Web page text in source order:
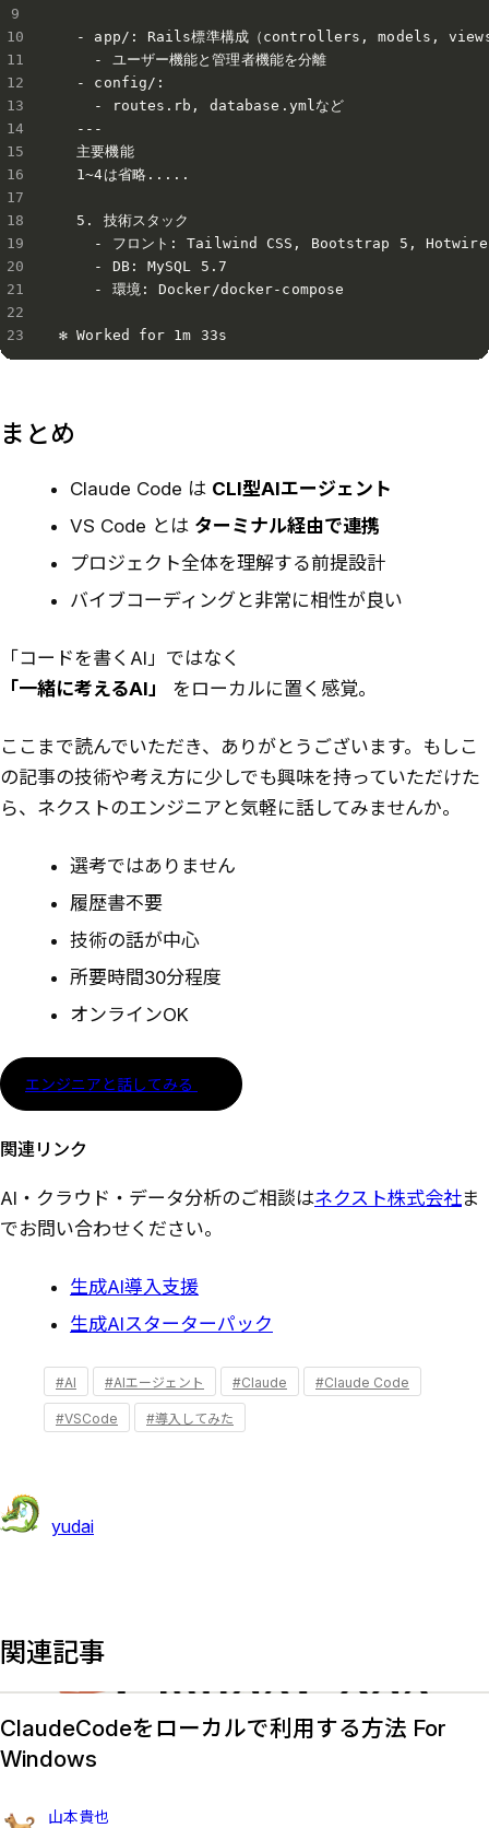
- app/: Rails標準構成（controllers, models,
    - ユーザー機能と管理者機能を分離
  - config/:
    - routes.rb, database.ymlなど
  ---
  主要機能
  1~4は省略.....
  5. 技術スタック
    - フロント: Tailwind CSS, Bootstrap 5, Hotwire
    - DB: MySQL 5.7
    - 環境: Docker/docker-compose
✻ Worked for 1m 33s
まとめ
Claude Code は CLI型AIエージェント
VS Code とは ターミナル経由で連携
プロジェクト全体を理解する前提設計
バイブコーディングと非常に相性が良い
「コードを書くAI」ではなく
「一緒に考えるAI」
をローカルに置く感覚。
ここまで読んでいただき、ありがとうございます。もしこ
の記事の技術や考え方に少しでも興味を持っていただけた
ら、ネクストのエンジニアと気軽に話してみませんか。
選考ではありません
履歴書不要
技術の話が中心
所要時間30分程度
オンラインOK
エンジニアと話してみる
関連リンク
AI・クラウド・データ分析のご相談はネクスト株式会社ま
でお問い合わせください。
生成AI導入支援
生成AIスターターパック
#AI #AIエージェント #Claude #Claude Code
#VSCode #導入してみた
yudai
関連記事
ClaudeCodeをローカルで利用する方法 For
Windows
山本貴也